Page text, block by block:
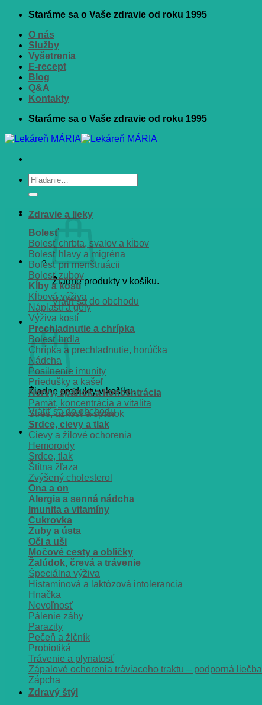
Skip
content
Staráme sa o Vaše zdravie od roku 1995
O nás
Služby
Vyšetrenia
E-recept
Blog
Q&A
Kontakty
Staráme sa o Vaše zdravie od roku 1995
Hľadať:
Žiadne produkty v košíku.
Vrátiť sa do obchodu
Košík
Žiadne produkty v košíku.
Vrátiť sa do obchodu
Zdravie a lieky
Bolesť
Bolesť chrbta, svalov a kĺbov
Bolesť hlavy a migréna
Bolesť pri menštruácii
Bolesť zubov
Kĺby a kosti
Kĺbová výživa
Náplasti a gély
Výživa kostí
Prechladnutie a chrípka
Bolesť hrdla
Chrípka a prechladnutie, horúčka
Nádcha
Posilnenie imunity
Priedušky a kašeľ
Nervy, spánok a koncentrácia
Pamät, koncentrácia a vitalita
Stres, úzkosť a spánok
Srdce, cievy a tlak
Cievy a žilové ochorenia
Hemoroidy
Srdce, tlak
Štítna žľaza
Zvýšený cholesterol
Ona a on
Alergia a senná nádcha
Imunita a vitamíny
Cukrovka
Zuby a ústa
Oči a uši
Močové cesty a obličky
Žalúdok, črevá a trávenie
Špeciálna výživa
Histamínová a laktózová intolerancia
Hnačka
Nevoľnosť
Pálenie záhy
Parazity
Pečeň a žlčník
Probiotiká
Trávenie a plynatosť
Zápalové ochorenia tráviaceho traktu – podporná liečba
Zápcha
Zdravý štýl